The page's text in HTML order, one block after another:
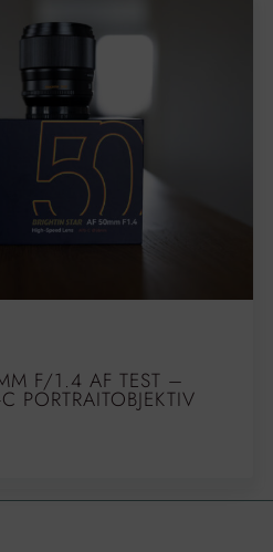
F/1.4 AF TEST –
PORTRAITOBJEKTIV